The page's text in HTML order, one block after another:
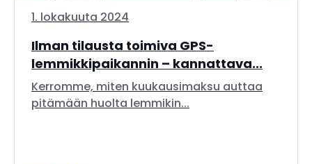
1. lokakuuta 2024
Ilman tilausta toimiva GPS-
lemmikkipaikannin – kannattava...
Kerromme, miten kuukausimaksu auttaa
pitämään huolta lemmikin...